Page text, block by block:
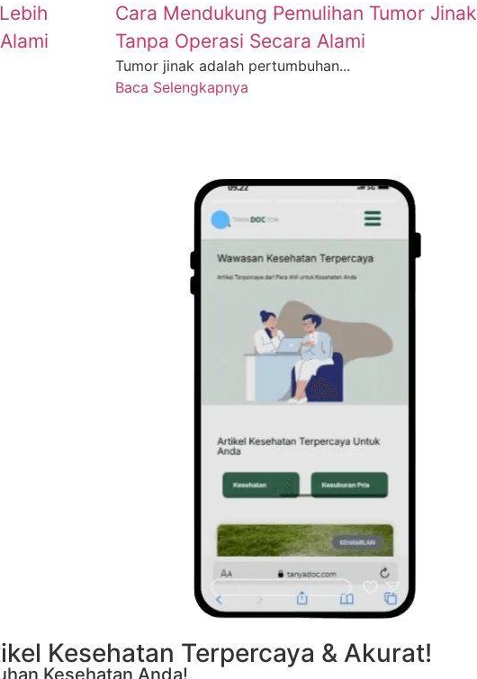
Cara Mendukung Pemulihan Tumor Jinak
Tanpa Operasi Secara Alami
Tumor jinak adalah pertumbuhan...
Baca Selengkapnya
Kesehatan Terpercaya & Akurat!
Kesehatan Anda!